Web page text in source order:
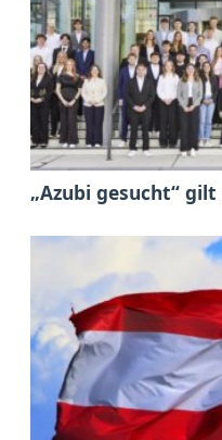
„Azubi gesucht“